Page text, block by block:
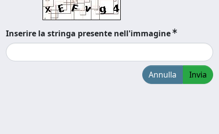
Inserire la stringa presente nell'immagine
Annulla Invia